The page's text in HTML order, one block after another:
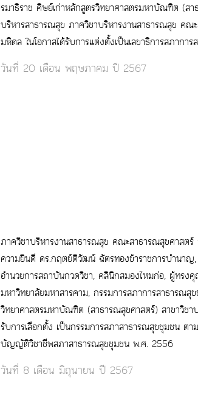
รมาธิราช ศิษย์เก่าหลักสูตรวิทยาศาสตรมหาบัณฑิต (สา
บริหารสาธารณสุข ภาควิชาบริหารงานสาธารณสุข คณ
มหิดล ในโอกาสได้รับการแต่งตั้งเป็นเลขาธิการสภากา
วันที่ 20 เดือน พฤษภาคม ปี 2567
ภาควิชาบริหารงานสาธารณสุข คณะสาธารณสุขศาสต
ความยินดี ดร.กฤตย์ติวัฒน์ ฉัตรทองข้าราชการบำนาญ,
อำนวยการสถาบันกวดวิชา, คลินิกสมองไหมก่อ, ผู้ทร
มหาวิทยาลัยมหาสารคาม, กรรมการสภาการสาธารณสุ
วิทยาศาสตรมหาบัณฑิต (สาธารณสุขศาสตร์) สาขาวิชา
รับการเลือกตั้ง เป็นกรรมการสภาสาธารณสุขชุมชน ต
บัญญัติวิชาชีพสภาสาธารณสุขชุมชน พ.ศ. 2556
วันที่ 8 เดือน มิถุนายน ปี 2567